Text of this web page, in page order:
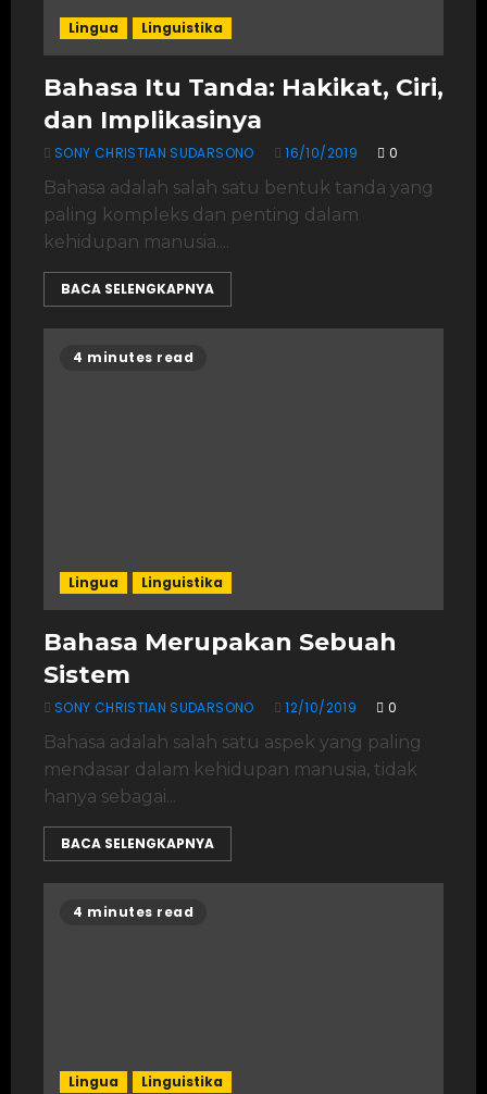
Lingua Linguistika
Bahasa Itu Tanda: Hakikat, Ciri,
dan Implikasinya
SONY CHRISTIAN SUDARSONO 16/10/2019 0
Bahasa adalah salah satu bentuk tanda yang
paling kompleks dan penting dalam
kehidupan manusia....
BACA SELENGKAPNYA
4 minutes read
Lingua Linguistika
Bahasa Merupakan Sebuah
Sistem
SONY CHRISTIAN SUDARSONO 12/10/2019 0
Bahasa adalah salah satu aspek yang paling
mendasar dalam kehidupan manusia, tidak
hanya sebagai...
BACA SELENGKAPNYA
4 minutes read
Lingua Linguistika